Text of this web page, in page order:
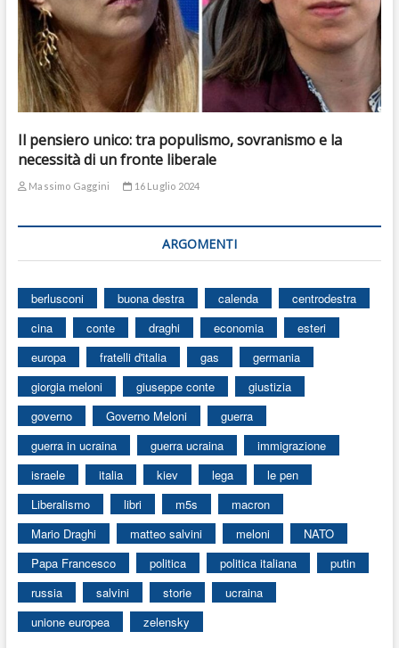
Il pensiero unico: tra populismo, sovranismo e la
necessità di un fronte liberale
Massimo Gaggini 16 Luglio 2024
ARGOMENTI
berlusconi buona destra calenda
centrodestra
cina
conte draghi economia
esteri
europa
fratelli d'italia gas
germania
giorgia meloni
giuseppe conte
giustizia
governo
Governo Meloni
guerra
guerra in ucraina
guerra ucraina
immigrazione
israele
italia kiev lega
le pen
Liberalismo
libri m5s
macron
Mario Draghi
matteo salvini meloni
NATO
Papa Francesco
politica politica italiana
putin
russia
salvini storie
ucraina
unione europea
zelensky